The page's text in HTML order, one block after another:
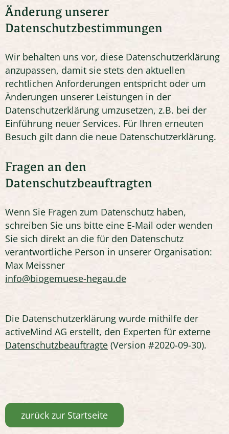
Änderung unserer
Datenschutzbestimmungen
Wir behalten uns vor, diese Datenschutzerklärung
anzupassen, damit sie stets den aktuellen
rechtlichen Anforderungen entspricht oder um
Änderungen unserer Leistungen in der
Datenschutzerklärung umzusetzen, z.B. bei der
Einführung neuer Services. Für Ihren erneuten
Besuch gilt dann die neue Datenschutzerklärung.
Fragen an den
Datenschutzbeauftragten
Wenn Sie Fragen zum Datenschutz haben,
schreiben Sie uns bitte eine E-Mail oder wenden
Sie sich direkt an die für den Datenschutz
verantwortliche Person in unserer Organisation:
Max Meissner
info@biogemuese-hegau.de
Die Datenschutzerklärung wurde mithilfe der
activeMind AG erstellt, den Experten für externe
Datenschutzbeauftragte (Version #2020-09-30).
zurück zur Startseite